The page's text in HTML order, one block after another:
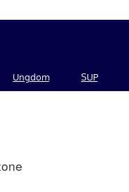
Ungdom SUP